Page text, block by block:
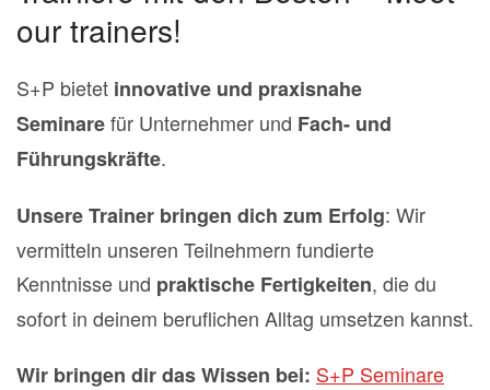
our trainers!
S+P bietet innovative und praxisnahe
Seminarefür Unternehmer und Fach- und
Führungskräfte.
Unsere Trainer bringen dich zum Erfolg: Wir
vermitteln unseren Teilnehmern fundierte
Kenntnisse und praktische Fertigkeiten, die du
sofort in deinem beruflichen Alltag umsetzen kannst.
Wir bringen dir das Wissen bei: S+P Seminare